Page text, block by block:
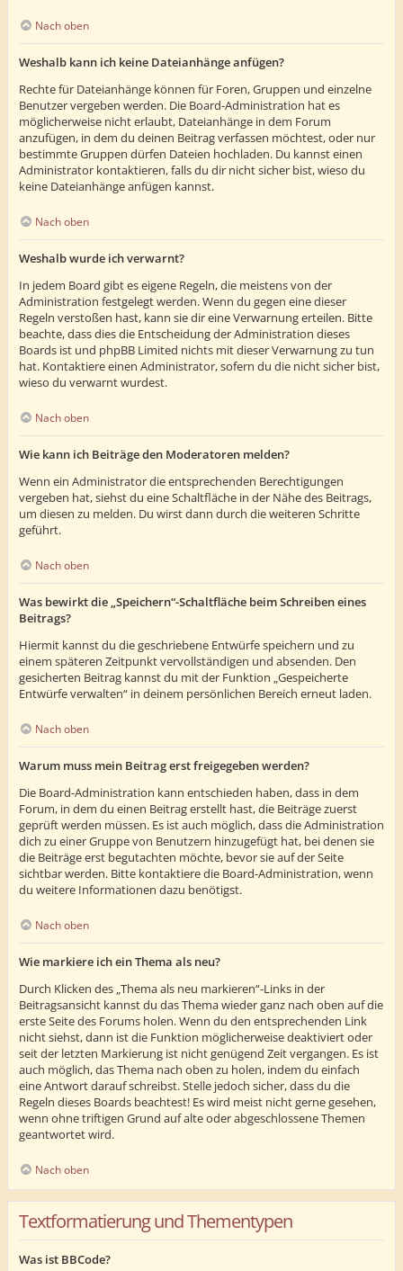
Nach oben
Weshalb kann ich keine Dateianhänge anfügen?
Rechte für Dateianhänge können für Foren, Gruppen und einzelne
Benutzer vergeben werden. Die Board-Administration hat es
möglicherweise nicht erlaubt, Dateianhänge in dem Forum
anzufügen, in dem du deinen Beitrag verfassen möchtest, oder nur
bestimmte Gruppen dürfen Dateien hochladen. Du kannst einen
Administrator kontaktieren, falls du dir nicht sicher bist, wieso du
keine Dateianhänge anfügen kannst.
Nach oben
Weshalb wurde ich verwarnt?
In jedem Board gibt es eigene Regeln, die meistens von der
Administration festgelegt werden. Wenn du gegen eine dieser
Regeln verstoßen hast, kann sie dir eine Verwarnung erteilen. Bitte
beachte, dass dies die Entscheidung der Administration dieses
Boards ist und phpBB Limited nichts mit dieser Verwarnung zu tun
hat. Kontaktiere einen Administrator, sofern du die nicht sicher bist,
wieso du verwarnt wurdest.
Nach oben
Wie kann ich Beiträge den Moderatoren melden?
Wenn ein Administrator die entsprechenden Berechtigungen
vergeben hat, siehst du eine Schaltfläche in der Nähe des Beitrags,
um diesen zu melden. Du wirst dann durch die weiteren Schritte
geführt.
Nach oben
Was bewirkt die „Speichern“-Schaltfläche beim Schreiben eines
Beitrags?
Hiermit kannst du die geschriebene Entwürfe speichern und zu
einem späteren Zeitpunkt vervollständigen und absenden. Den
gesicherten Beitrag kannst du mit der Funktion „Gespeicherte
Entwürfe verwalten“ in deinem persönlichen Bereich erneut laden.
Nach oben
Warum muss mein Beitrag erst freigegeben werden?
Die Board-Administration kann entschieden haben, dass in dem
Forum, in dem du einen Beitrag erstellt hast, die Beiträge zuerst
geprüft werden müssen. Es ist auch möglich, dass die Administration
dich zu einer Gruppe von Benutzern hinzugefügt hat, bei denen sie
die Beiträge erst begutachten möchte, bevor sie auf der Seite
sichtbar werden. Bitte kontaktiere die Board-Administration, wenn
du weitere Informationen dazu benötigst.
Nach oben
Wie markiere ich ein Thema als neu?
Durch Klicken des „Thema als neu markieren“-Links in der
Beitragsansicht kannst du das Thema wieder ganz nach oben auf die
erste Seite des Forums holen. Wenn du den entsprechenden Link
nicht siehst, dann ist die Funktion möglicherweise deaktiviert oder
seit der letzten Markierung ist nicht genügend Zeit vergangen. Es ist
auch möglich, das Thema nach oben zu holen, indem du einfach
eine Antwort darauf schreibst. Stelle jedoch sicher, dass du die
Regeln dieses Boards beachtest! Es wird meist nicht gerne gesehen,
wenn ohne triftigen Grund auf alte oder abgeschlossene Themen
geantwortet wird.
Nach oben
Textformatierung und Thementypen
Was ist BBCode?